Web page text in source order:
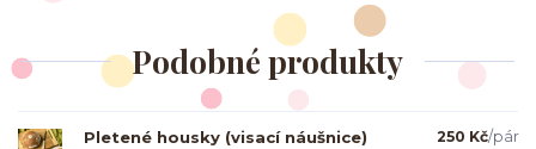
Podobné produkty
Pletené housky (visací náušnice) 250 Kč/pár